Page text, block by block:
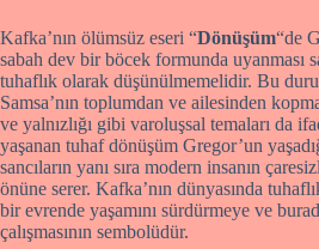
Kafka’nın ölümsüz eseri “Dönüşüm“de
sabah dev bir böcek formunda uyanması
tuhaflık olarak düşünülmemelidir. Bu
Samsa’nın toplumdan ve ailesinden
ve yalnızlığı gibi varoluşsal temaları da
yaşanan tuhaf dönüşüm Gregor’un
sancıların yanı sıra modern insanın
önüne serer. Kafka’nın dünyasında
bir evrende yaşamını sürdürmeye ve
çalışmasının sembolüdür.